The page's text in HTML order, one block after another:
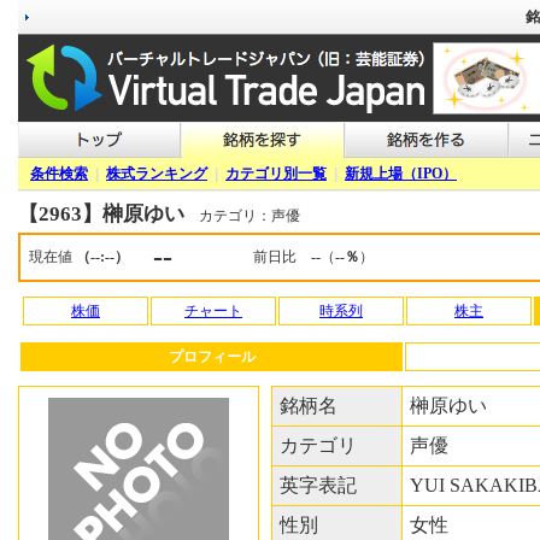
条件検索 株式ランキング| カテゴリ別一覧 新規上場（IPO）
【2963】榊原ゆい カテゴリ：声優
現在値 （--:--） -- 前日比 -- （--％ ）
株価 チャート 時系列 株主
プロフィール
銘柄名
榊原ゆい
カテゴリ
声優
英字表記
YUI
性別
女性